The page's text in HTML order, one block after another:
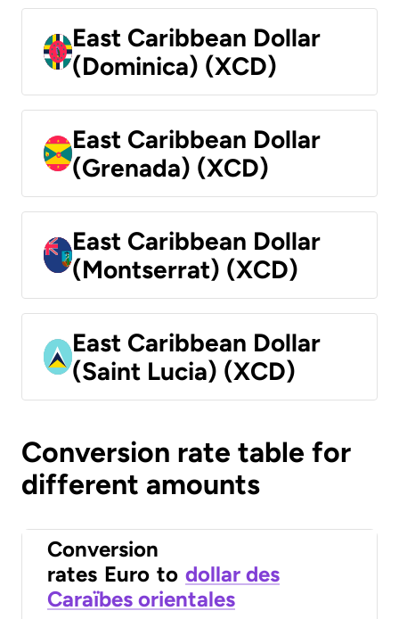
East Caribbean Dollar
(Dominica) (XCD)
East Caribbean Dollar
(Grenada) (XCD)
East Caribbean Dollar
(Montserrat) (XCD)
East Caribbean Dollar
(Saint Lucia) (XCD)
Conversion rate table for
different amounts
Conversion
rates Euro to dollar des
Caraïbes orientales